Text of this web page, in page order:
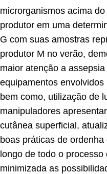
microrganismos acima
produtor em uma
G com suas amostras
produtor M no verão,
maior atenção a
equipamentos
bem como, utilização de
manipuladores
cutânea superficial,
boas práticas de
longo de todo o
minimizada as